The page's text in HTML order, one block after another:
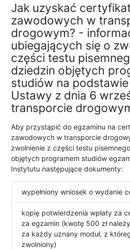
Jak uzyskać
zawodowych w
drogowym? -
ubiegających się o
części testu
dziedzin objętych
studiów na
Ustawy z dnia 6
transporcie
Aby przystąpić do egzaminu na
zawodowych w transporcie
zwolnienie z części testu
objętych programem studiów
Instytutu następujące dokumenty:
wypełniony wniosek o wydanie
kopię potwierdzenia wpłaty za
za egzamin (kwotę 500 zł
za każdy uznany moduł, z
zwolniony)